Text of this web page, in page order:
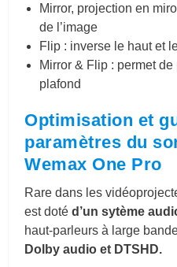
Mirror, projection en
de l’image
Flip : inverse le haut et
Mirror & Flip : permet
plafond
Optimisation et
paramètres du
Wemax One Pro
Rare dans les
est dotéd’un sytème
haut-parleurs à large
Dolby audio et DTSHD.